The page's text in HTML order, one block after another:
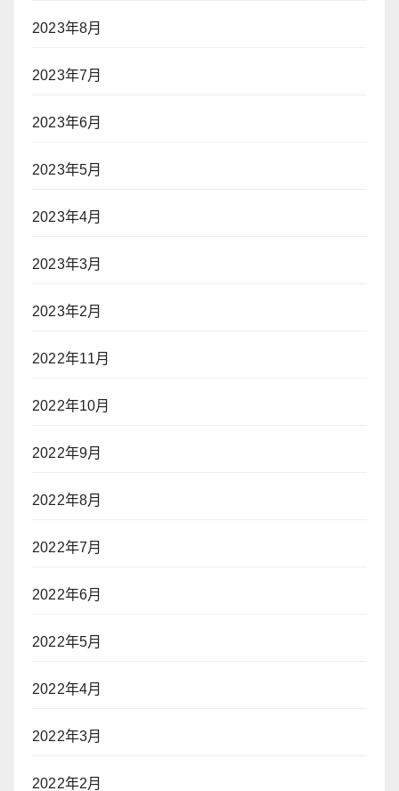
2023年8月
2023年7月
2023年6月
2023年5月
2023年4月
2023年3月
2023年2月
2022年11月
2022年10月
2022年9月
2022年8月
2022年7月
2022年6月
2022年5月
2022年4月
2022年3月
2022年2月